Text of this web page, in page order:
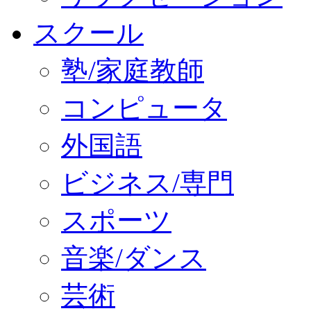
スクール
塾/家庭教師
コンピュータ
外国語
ビジネス/専門
スポーツ
音楽/ダンス
芸術